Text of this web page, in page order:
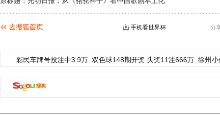
分
手机看世界杯
彩民车牌号投注中3.9万 双色球148期开奖:头奖11注666万 徐州